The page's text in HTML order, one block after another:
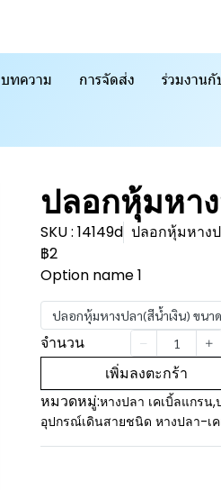
บทความ การจัดส่ง ร่วมงานกั
ปลอกหุ้มหา
SKU : 14149d ปลอกหุ้มหาง
฿2
Option name 1
ปลอกหุ้มหางปลา(สีน้ำเงิน) ขนา
จำนวน
เพิ่มลงตะกร้า
หมวดหมู่:หางปลา เคเบิ้ลแกรน,
อุปกรณ์เดินสายชนิด หางปลา-เ